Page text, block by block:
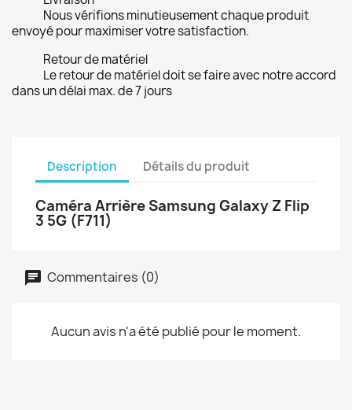
Nous vérifions minutieusement chaque produit
envoyé pour maximiser votre satisfaction.
Retour de matériel
Le retour de matériel doit se faire avec notre accord
dans un délai max. de 7 jours
Description Détails du produit
Caméra Arrière Samsung Galaxy Z Flip
3 5G (F711)
Commentaires (0)
Aucun avis n'a été publié pour le moment.